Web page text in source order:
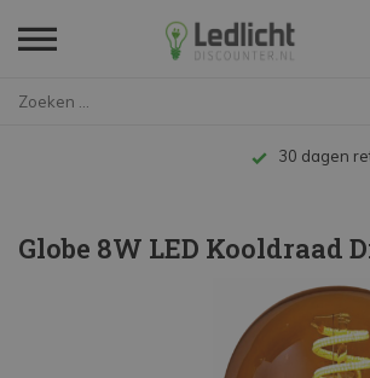
Tot 10
Globe 8W LED Kooldraad